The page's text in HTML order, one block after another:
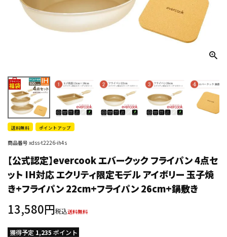
送料無料 ポイントアップ
商品番号 xdss-t2226-ih4s
【公式認定】evercook エバークック フライパン 4点セ
ット IH対応 エクリティ限定モデル アイボリー 玉子焼
き+フライパン 22cm+フライパン 26cm+鍋敷き
13,580 税込送料無料
獲得予定 1,235 ポイント